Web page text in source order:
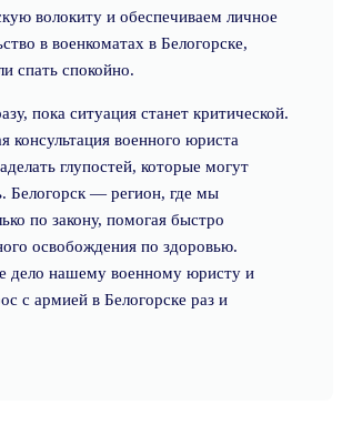
волокиту и обеспечиваем личное
в военкоматах в Белогорске,
спать спокойно.
пока ситуация станет критической.
консультация военного юриста
глупостей, которые могут
Белогорск — регион, где мы
по закону, помогая быстро
освобождения по здоровью.
дело нашему военному юристу и
с армией в Белогорске раз и